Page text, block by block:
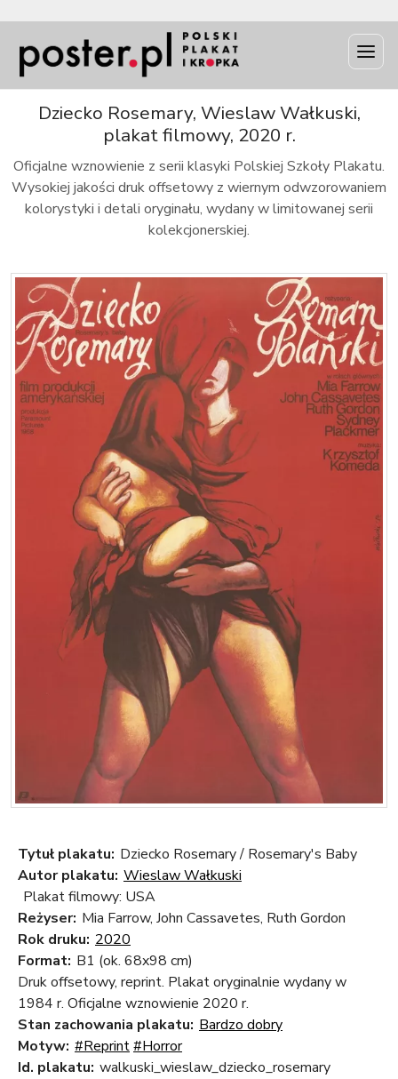
Dziecko Rosemary, Wieslaw Wałkuski,
plakat filmowy, 2020 r.
Oficjalne wznowienie z serii klasyki Polskiej Szkoły Plakatu.
Wysokiej jakości druk offsetowy z wiernym odwzorowaniem
kolorystyki i detali oryginału, wydany w limitowanej serii
kolekcjonerskiej.
Tytuł plakatu: Dziecko Rosemary / Rosemary's Baby
Autor plakatu: Wieslaw Wałkuski
Plakat filmowy: USA
Reżyser: Mia Farrow, John Cassavetes, Ruth Gordon
Rok druku: 2020
Format: B1 (ok. 68x98 cm)
Druk offsetowy, reprint. Plakat oryginalnie wydany w
1984 r. Oficjalne wznowienie 2020 r.
Stan zachowania plakatu: Bardzo dobry
Motyw: #Reprint#Horror
Id. plakatu: walkuski_wieslaw_dziecko_rosemary